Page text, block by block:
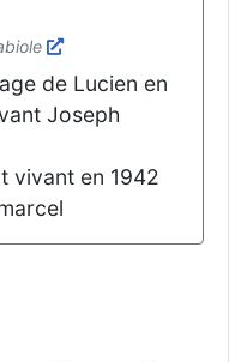
de Lucien en
Joseph
vivant en 1942